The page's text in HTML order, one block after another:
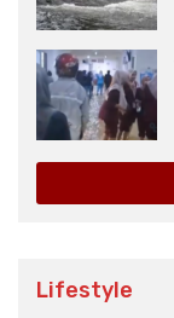
Lifestyle